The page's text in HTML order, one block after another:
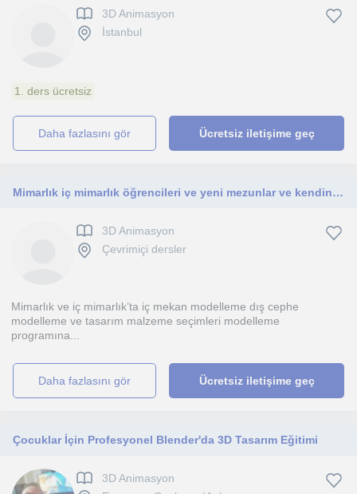
3D Animasyon
İstanbul
1. ders ücretsiz
daha fazlasını gör Ücretsiz iletişime geç
Mimarlık iç mimarlık öğrencileri ve yeni mezunlar ve kendini bu konuda geliştirmek isteyenler
3D Animasyon
Çevrimiçi dersler
Mimarlık ve iç mimarlık’ta iç mekan modelleme dış cephe
modelleme ve tasarım malzeme seçimleri modelleme
programına...
daha fazlasını gör Ücretsiz iletişime geç
Çocuklar İçin Profesyonel Blender'da 3D Tasarım Eğitimi
3D Animasyon